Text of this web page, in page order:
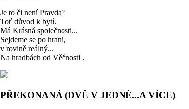
Je to či není Pravda?
Toť důvod k bytí.
Má Krásná společnosti...
Sejdeme se po hraní,
v rovině reálný...
Na hradbách od Věčnosti .
PŘEKONANÁ (DVĚ V JEDNÉ...A VÍCE)